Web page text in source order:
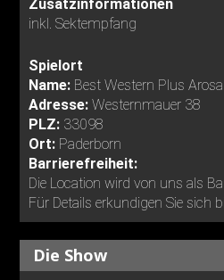
Zusatzinformationen
inkl. Sektempfang
Spielort
Name: Best Western Plus
Adresse:Westernmauer 38
PLZ: 33098
Ort: Paderborn
Barrierefreiheit:
Die Location wird von uns als
Für Details erkundigen Sie sich
Die Show